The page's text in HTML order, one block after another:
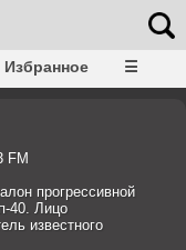
Избранное ☰
FM
прогрессивной
40. Лицо
известного